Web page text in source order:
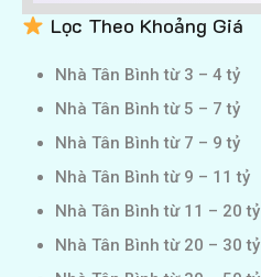
Lọc Theo Khoảng Giá
Nhà Tân Bình từ 3 – 4 tỷ
Nhà Tân Bình từ 5 – 7 tỷ
Nhà Tân Bình từ 7 – 9 tỷ
Nhà Tân Bình từ 9 – 11 tỷ
Nhà Tân Bình từ 11 – 20 tỷ
Nhà Tân Bình từ 20 – 30 tỷ